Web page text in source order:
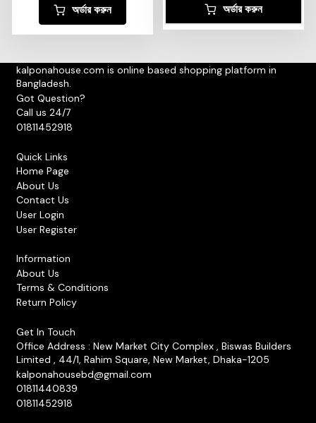
অর্ডার করুন অর্ডার করুন
kalponahouse.com is online based shopping platform in
Bangladesh.
Got Question?
Call us 24/7
01811452918
Quick Links
Home Page
About Us
Contact Us
User Login
User Register
Information
About Us
Terms & Conditions
Return Policy
Get In Touch
Office Address : New Market City Complex , Biswas Builders
Limited , 44/1, Rahim Square, New Market, Dhaka-1205
kalponahousebd@gmail.com
01811440839
01811452918